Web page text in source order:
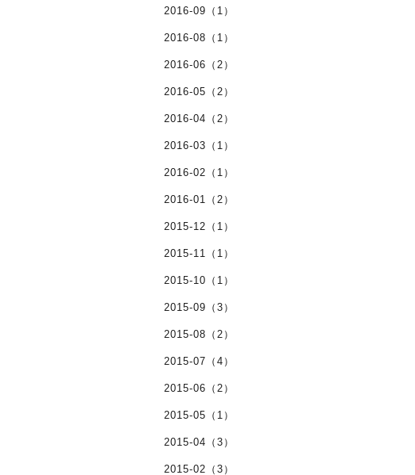
2016-09（1）
2016-08（1）
2016-06（2）
2016-05（2）
2016-04（2）
2016-03（1）
2016-02（1）
2016-01（2）
2015-12（1）
2015-11（1）
2015-10（1）
2015-09（3）
2015-08（2）
2015-07（4）
2015-06（2）
2015-05（1）
2015-04（3）
2015-02（3）